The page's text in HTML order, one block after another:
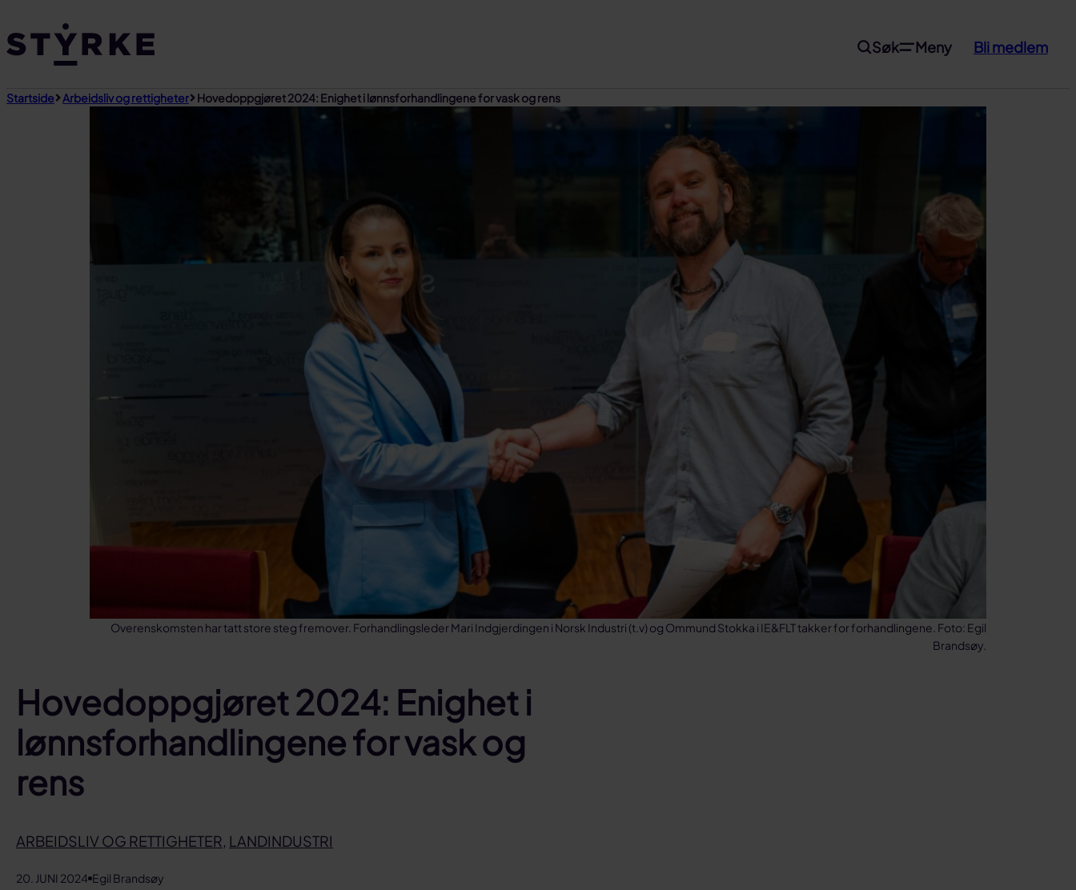
til
innhold
Søk Meny Bli medlem
Startside Arbeidsliv og rettigheter Hovedoppgjøret 2024: Enighet i lønnsforhandlingene for vask og rens
Overenskomsten har tatt store steg fremover. Forhandlingsleder Mari Indgjerdingen i Norsk Industri (t.v) og Ommund Stokka i IE&FLT takker for forhandlingene. Foto: Egil
Brandsøy.
Hovedoppgjøret 2024: Enighet i
lønnsforhandlingene for vask og
rens
ARBEIDSLIV OG RETTIGHETER, LANDINDUSTRI
20. JUNI 2024 Egil Brandsøy